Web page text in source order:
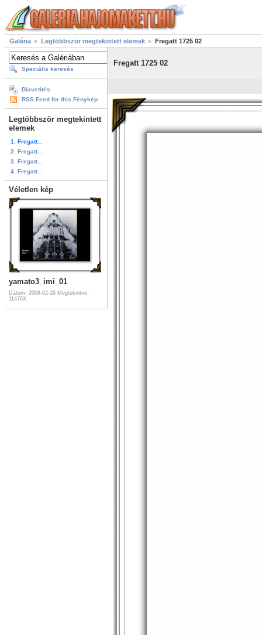
Galéria Legtöbbször megtekintett elemek Fregatt 1725 02
Speciális keresés
Diavetítés
RSS Feed for this Fénykép
Legtöbbször megtekintett
elemek
1. Fregatt...
2. Fregatt...
3. Fregatt...
4. Fregatt...
Véletlen kép
yamato3_imi_01
Dátum: 2008-02-26 Megtekintve:
11476X
Fregatt 1725 02